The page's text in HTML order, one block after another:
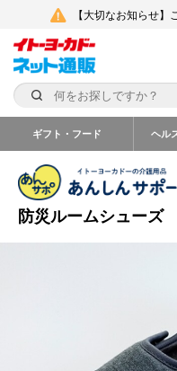
【大切なお知らせ
ギフト・フード ヘル
防災ルームシューズ